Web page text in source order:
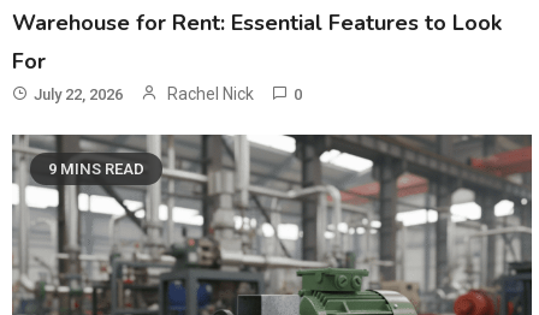
Warehouse for Rent: Essential Features to Look
For
July 22, 2026 Rachel Nick 0
9 MINS READ